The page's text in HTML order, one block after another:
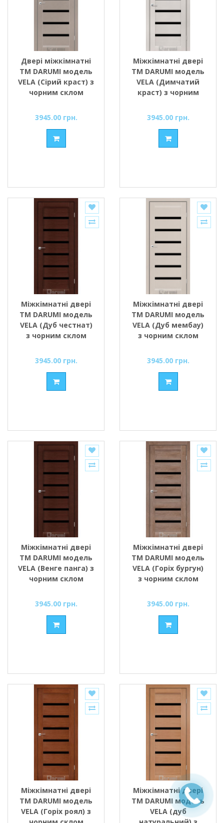
Двері міжкімнатні
ТМ DARUMI модель
VELA (Сірий краст) з
чорним склом
3945.00 грн.
Міжкімнатні двері
ТМ DARUMI модель
VELA (Димчатий
краст) з чорним
3945.00 грн.
Міжкімнатні двері
ТМ DARUMI модель
VELA (Дуб честнат)
з чорним склом
3945.00 грн.
Міжкімнатні двері
ТМ DARUMI модель
VELA (Дуб мембау)
з чорним склом
3945.00 грн.
Міжкімнатні двері
ТМ DARUMI модель
VELA (Венге панга) з
чорним склом
3945.00 грн.
Міжкімнатні двері
ТМ DARUMI модель
VELA (Горіх бургун)
з чорним склом
3945.00 грн.
Міжкімнатні двері
ТМ DARUMI модель
VELA (Горіх роял) з
Міжкімнатні двері
ТМ DARUMI модель
VELA (дуб